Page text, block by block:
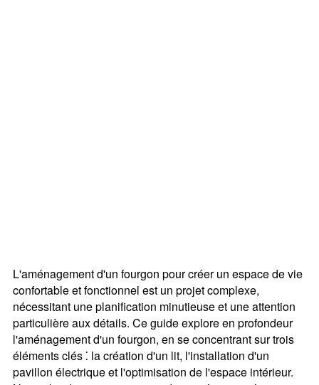
L'aménagement d'un fourgon pour créer un espace de vie
confortable et fonctionnel est un projet complexe,
nécessitant une planification minutieuse et une attention
particulière aux détails. Ce guide explore en profondeur
l'aménagement d'un fourgon, en se concentrant sur trois
éléments clés ⁚ la création d'un lit, l'installation d'un
pavillon électrique et l'optimisation de l'espace intérieur.